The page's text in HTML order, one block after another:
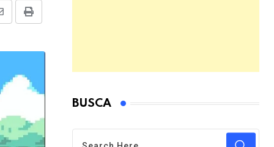
Print
BUSCA